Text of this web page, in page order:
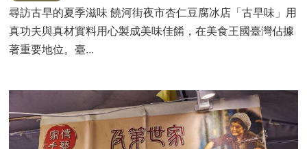
尋訪古早的夏季滋味 饒河街夜市杏仁豆腐冰店「古早味」用
真功夫與真材實料用心製成美味佳餚，在美食王國臺灣佔據
著重要地位。臺...